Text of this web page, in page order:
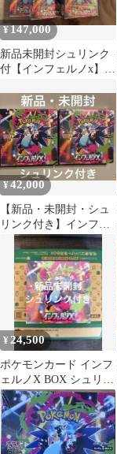
¥147,000
新品未開封シュリンク
付【インフェルノx】
可能
¥42,000
【新品・未開封・シュ
リンク付き】インフェ
ルノX 2BOXセット
¥ 24,500
ポケモンカード インフ
ェルノX BOX シュリン
ク付き 新品未開封